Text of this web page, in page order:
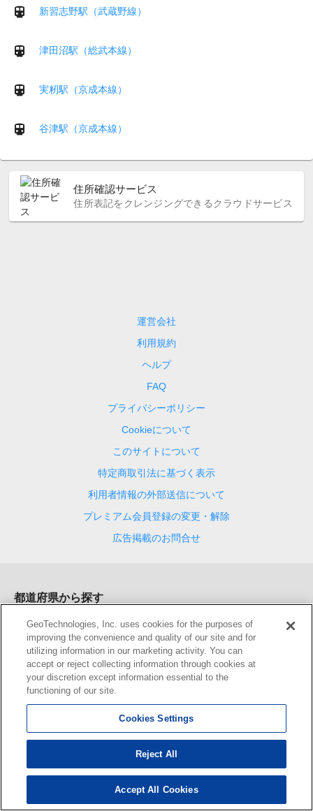
新習志野駅（武蔵野線）
津田沼駅（総武本線）
実籾駅（京成本線）
谷津駅（京成本線）
住所確認サービス
住所表記をクレンジングできるクラウドサービス
運営会社
利用規約
ヘルプ
FAQ
プライバシーポリシー
Cookieについて
このサイトについて
特定商取引法に基づく表示
利用者情報の外部送信について
プレミアム会員登録の変更・解除
広告掲載のお問合せ
都道府県から探す
北海道(東部) 北海道(西部) 青森 岩手 宮城 秋田 山形
茨
栃木 群馬 埼玉 千葉 東京 神奈川 新潟 富山 石川
山梨 長野 岐阜 静岡 愛知 三重 滋賀 大阪 京都 兵庫
和歌山 鳥取 島根 岡山 広島 山口 徳島 香川 愛媛 高知
佐賀 長崎 熊本 大分 宮崎 鹿児島 沖縄
検索 ルート検索 マップツール 住まい探し×未来地図 距離・面
未来情報ランキング 住所一覧検索
ブックマーク
GeoTechnologies, Inc. uses cookies for the purposes of
improving the convenience and quality of our site and for
utilizing information in our marketing activity. You can
accept or reject collecting information through cookies at
your discretion except information essential to the
functioning of our site.
Cookies Settings
Reject All
Accept All Cookies